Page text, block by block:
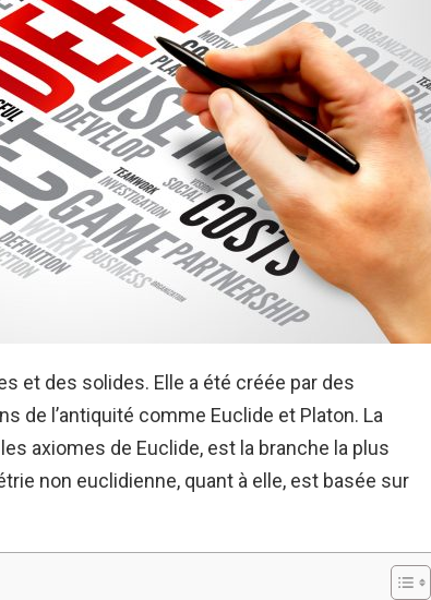
et des solides. Elle a été créée par des
de l’antiquité comme Euclide et Platon. La
axiomes de Euclide, est la branche la plus
non euclidienne, quant à elle, est basée sur